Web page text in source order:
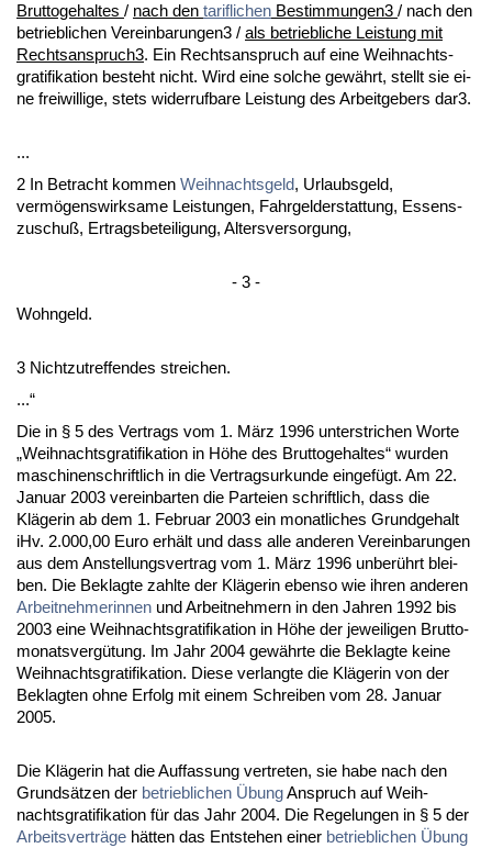
Brut­to­ge­hal­tes / nach den ta­rif­li­chen Bestimmungen3 / nach den
be­trieb­li­chen Vereinbarungen3 / als be­trieb­li­che Leis­tung mit
Rechtsanspruch3. Ein Rechts­an­spruch auf ei­ne Weih­nachts­
gra­ti­fi­ka­ti­on be­steht nicht. Wird ei­ne sol­che gewährt, stellt sie ei­
ne frei­wil­li­ge, stets wi­der­ruf­ba­re Leis­tung des Ar­beit­ge­bers dar3.
...
2 In Be­tracht kom­men Weih­nachts­geld, Ur­laubs­geld,
vermögens­wirk­sa­me Leis­tun­gen, Fahr­geld­er­stat­tung, Es­sens­
zu­schuß, Er­trags­be­tei­li­gung, Al­ters­ver­sor­gung,
- 3 -
Wohn­geld.
3 Nicht­zu­tref­fen­des strei­chen.
...“
Die in § 5 des Ver­trags vom 1. März 1996 un­ter­stri­chen Wor­te
„Weih­nachts­gra­ti­fi­ka­ti­on in Höhe des Brut­to­ge­hal­tes“ wur­den
ma­schi­nen­schrift­lich in die Ver­trags­ur­kun­de ein­gefügt. Am 22.
Ja­nu­ar 2003 ver­ein­bar­ten die Par­tei­en schrift­lich, dass die
Kläge­rin ab dem 1. Fe­bru­ar 2003 ein mo­nat­li­ches Grund­ge­halt
iHv. 2.000,00 Eu­ro erhält und dass al­le an­de­ren Ver­ein­ba­run­gen
aus dem An­stel­lungs­ver­trag vom 1. März 1996 un­berührt blei­
ben. Die Be­klag­te zahl­te der Kläge­rin eben­so wie ih­ren an­de­ren
Ar­beit­neh­me­rin­nen und Ar­beit­neh­mern in den Jah­ren 1992 bis
2003 ei­ne Weih­nachts­gra­ti­fi­ka­ti­on in Höhe der je­wei­li­gen Brut­to­
mo­nats­vergütung. Im Jahr 2004 gewähr­te die Be­klag­te kei­ne
Weih­nachts­gra­ti­fi­ka­ti­on. Die­se ver­lang­te die Kläge­rin von der
Be­klag­ten oh­ne Er­folg mit ei­nem Schrei­ben vom 28. Ja­nu­ar
2005.
Die Kläge­rin hat die Auf­fas­sung ver­tre­ten, sie ha­be nach den
Grundsätzen der be­trieb­li­chen ÜbungAn­spruch auf Weih­
nachts­gra­ti­fi­ka­ti­on für das Jahr 2004. Die Re­ge­lun­gen in § 5 der
Ar­beits­verträge hätten das Ent­ste­hen ei­ner be­trieb­li­chen Übung